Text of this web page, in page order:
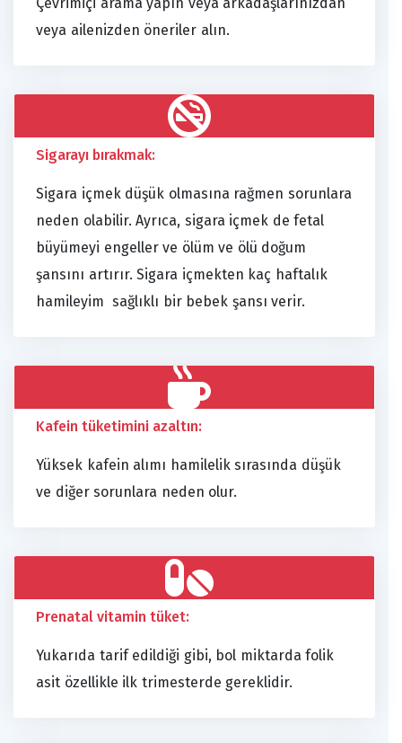
veya ailenizden öneriler alın.
Sigarayı bırakmak:
Sigara içmek düşük olmasına rağmen sorunlara
neden olabilir. Ayrıca, sigara içmek de fetal
büyümeyi engeller ve ölüm ve ölü doğum
şansını artırır. Sigara içmekten kaç haftalık
hamileyim sağlıklı bir bebek şansı verir.
Kafein tüketimini azaltın:
Yüksek kafein alımı hamilelik sırasında düşük
ve diğer sorunlara neden olur.
Prenatal vitamin tüket:
Yukarıda tarif edildiği gibi, bol miktarda folik
asit özellikle ilk trimesterde gereklidir.